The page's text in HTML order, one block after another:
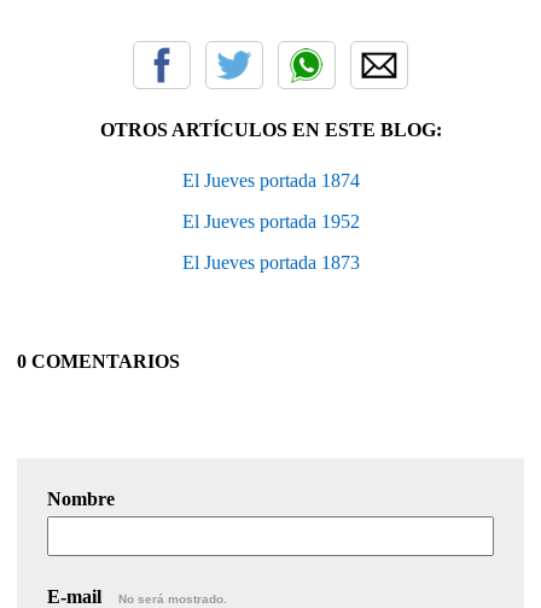
OTROS ARTÍCULOS EN ESTE BLOG:
El Jueves portada 1874
El Jueves portada 1952
El Jueves portada 1873
0 COMENTARIOS
Nombre
E-mail No será mostrado.